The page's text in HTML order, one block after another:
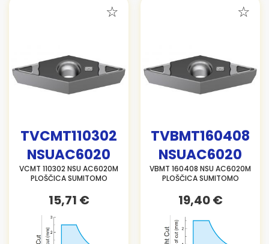
TVCMT110302
NSUAC6020
VCMT 110302 NSU AC6020M
PLOŠČICA SUMITOMO
15,71 €
TVBMT160408
NSUAC6020
VBMT 160408 NSU AC6020M
PLOŠČICA SUMITOMO
19,40 €